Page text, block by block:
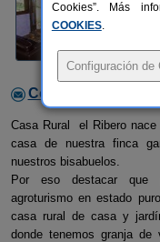
Contactar con el
Casa Rural el Ribero
casa de nuestra finca
nuestros bisabuelos.
Por eso destacar que
agroturismo en estado
casa rural de casa y
donde tenemos granja
Cookies”. Más
COOKIES.